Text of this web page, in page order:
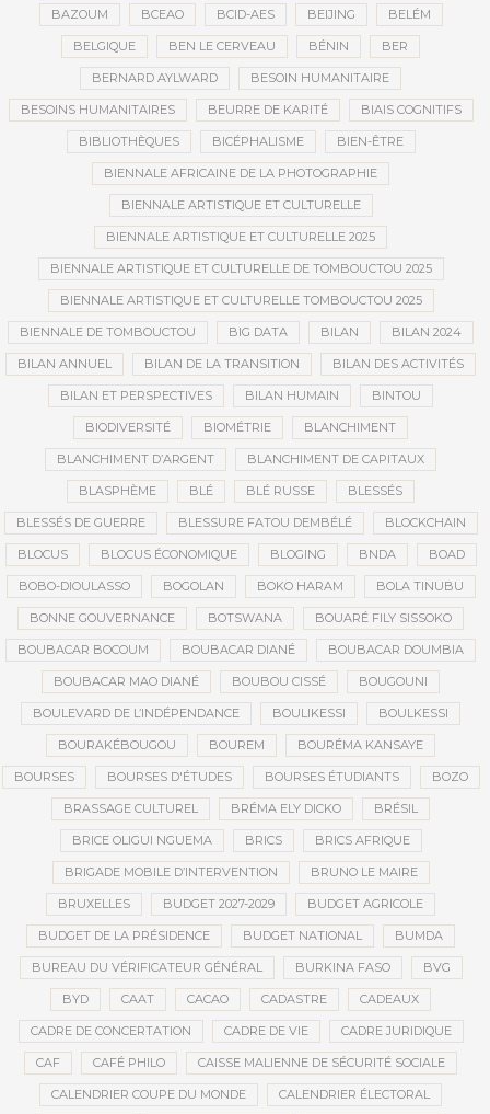
BAZOUM BCEAO BCID-AES BEIJING BELÉM
BELGIQUE BEN LE CERVEAU BÉNIN BER
BERNARD AYLWARD BESOIN HUMANITAIRE
BESOINS HUMANITAIRES BEURRE DE KARITÉ BIAIS COGNITIFS
BIBLIOTHÈQUES BICÉPHALISME BIEN-ÊTRE
BIENNALE AFRICAINE DE LA PHOTOGRAPHIE
BIENNALE ARTISTIQUE ET CULTURELLE
BIENNALE ARTISTIQUE ET CULTURELLE 2025
BIENNALE ARTISTIQUE ET CULTURELLE DE TOMBOUCTOU 2025
BIENNALE ARTISTIQUE ET CULTURELLE TOMBOUCTOU 2025
BIENNALE DE TOMBOUCTOU BIG DATA BILAN BILAN 2024
BILAN ANNUEL BILAN DE LA TRANSITION BILAN DES ACTIVITÉS
BILAN ET PERSPECTIVES BILAN HUMAIN BINTOU
BIODIVERSITÉ BIOMÉTRIE BLANCHIMENT
BLANCHIMENT D’ARGENT BLANCHIMENT DE CAPITAUX
BLASPHÈME BLÉ BLÉ RUSSE BLESSÉS
BLESSÉS DE GUERRE BLESSURE FATOU DEMBÉLÉ BLOCKCHAIN
BLOCUS BLOCUS ÉCONOMIQUE BLOGING BNDA BOAD
BOBO-DIOULASSO BOGOLAN BOKO HARAM BOLA TINUBU
BONNE GOUVERNANCE BOTSWANA BOUARÉ FILY SISSOKO
BOUBACAR BOCOUM BOUBACAR DIANÉ BOUBACAR DOUMBIA
BOUBACAR MAO DIANÉ BOUBOU CISSÉ BOUGOUNI
BOULEVARD DE L’INDÉPENDANCE BOULIKESSI BOULKESSI
BOURAKÉBOUGOU BOUREM BOURÉMA KANSAYE
BOURSES BOURSES D'ÉTUDES BOURSES ÉTUDIANTS BOZO
BRASSAGE CULTUREL BRÉMA ELY DICKO BRÉSIL
BRICE OLIGUI NGUEMA BRICS BRICS AFRIQUE
BRIGADE MOBILE D’INTERVENTION BRUNO LE MAIRE
BRUXELLES BUDGET 2027-2029 BUDGET AGRICOLE
BUDGET DE LA PRÉSIDENCE BUDGET NATIONAL BUMDA
BUREAU DU VÉRIFICATEUR GÉNÉRAL BURKINA FASO BVG
BYD CAAT CACAO CADASTRE CADEAUX
CADRE DE CONCERTATION CADRE DE VIE CADRE JURIDIQUE
CAF CAFÉ PHILO CAISSE MALIENNE DE SÉCURITÉ SOCIALE
CALENDRIER COUPE DU MONDE CALENDRIER ÉLECTORAL